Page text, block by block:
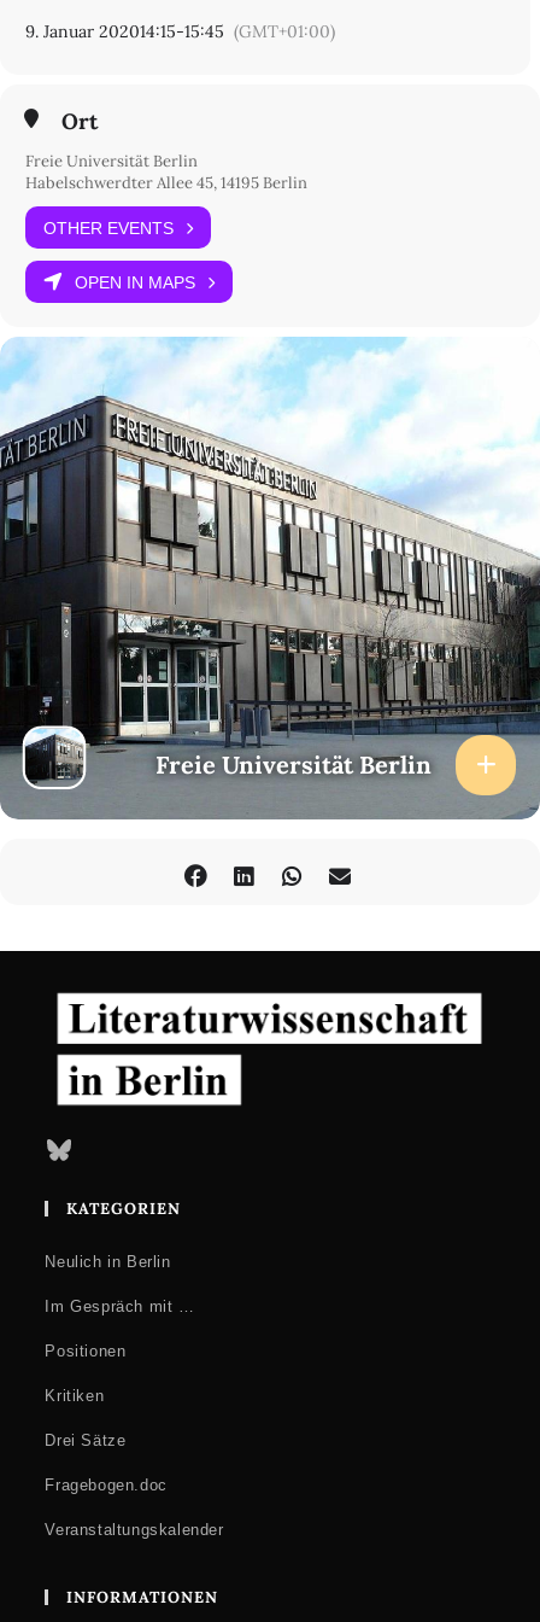
9. Januar 202014:15-15:45 (GMT+01:00)
Ort
Freie Universität Berlin
Habelschwerdter Allee 45, 14195 Berlin
OTHER EVENTS
OPEN IN MAPS
Freie Universität Berlin
Bluesky
KATEGORIEN
Neulich in Berlin
Im Gespräch mit …
Positionen
Kritiken
Drei Sätze
Fragebogen.doc
Veranstaltungskalender
INFORMATIONEN